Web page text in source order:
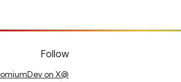
Follow
@ChromiumDev on X